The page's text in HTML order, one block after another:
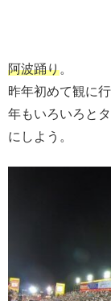
阿波踊り。
昨年初めて観に
年もいろいろと
にしよう。